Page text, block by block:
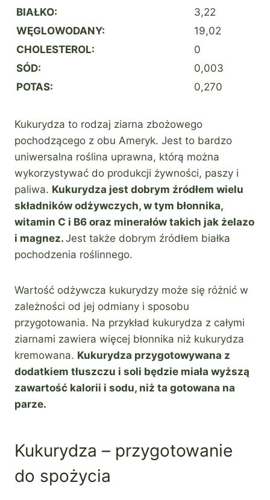
BIAŁKO:
3,22
WĘGLOWODANY:
19,02
CHOLESTEROL:
0
SÓD:
0,003
POTAS:
0,270
Kukurydza to rodzaj ziarna zbożowego
pochodzącego z obu Ameryk. Jest to bardzo
uniwersalna roślina uprawna, którą można
wykorzystywać do produkcji żywności, paszy i
paliwa. Kukurydza jest dobrym źródłem wielu
składników odżywczych, w tym błonnika,
witamin C i B6 oraz minerałów takich jak żelazo
i magnez. Jest także dobrym źródłem białka
pochodzenia roślinnego.
Wartość odżywcza kukurydzy może się różnić w
zależności od jej odmiany i sposobu
przygotowania. Na przykład kukurydza z całymi
ziarnami zawiera więcej błonnika niż kukurydza
kremowana. Kukurydza przygotowywana z
dodatkiem tłuszczu i soli będzie miała wyższą
zawartość kalorii i sodu, niż ta gotowana na
parze.
Kukurydza – przygotowanie
do spożycia